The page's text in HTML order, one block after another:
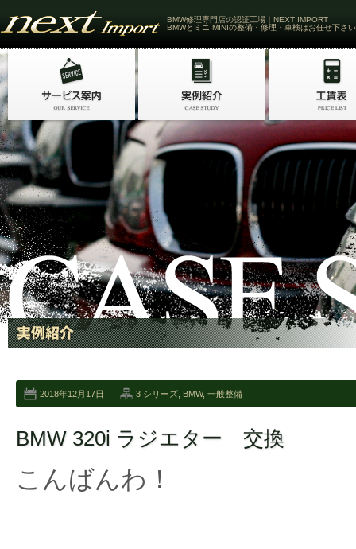
BMW修理専門店の認証工場｜NEXT IMPORT
BMWとミニ MINIの整備・修理・車検はお任せ下さい
2018年12月17日 3 シリーズ BMW, 一般整備
BMW 320i ラジエター 交換
こんばんわ！